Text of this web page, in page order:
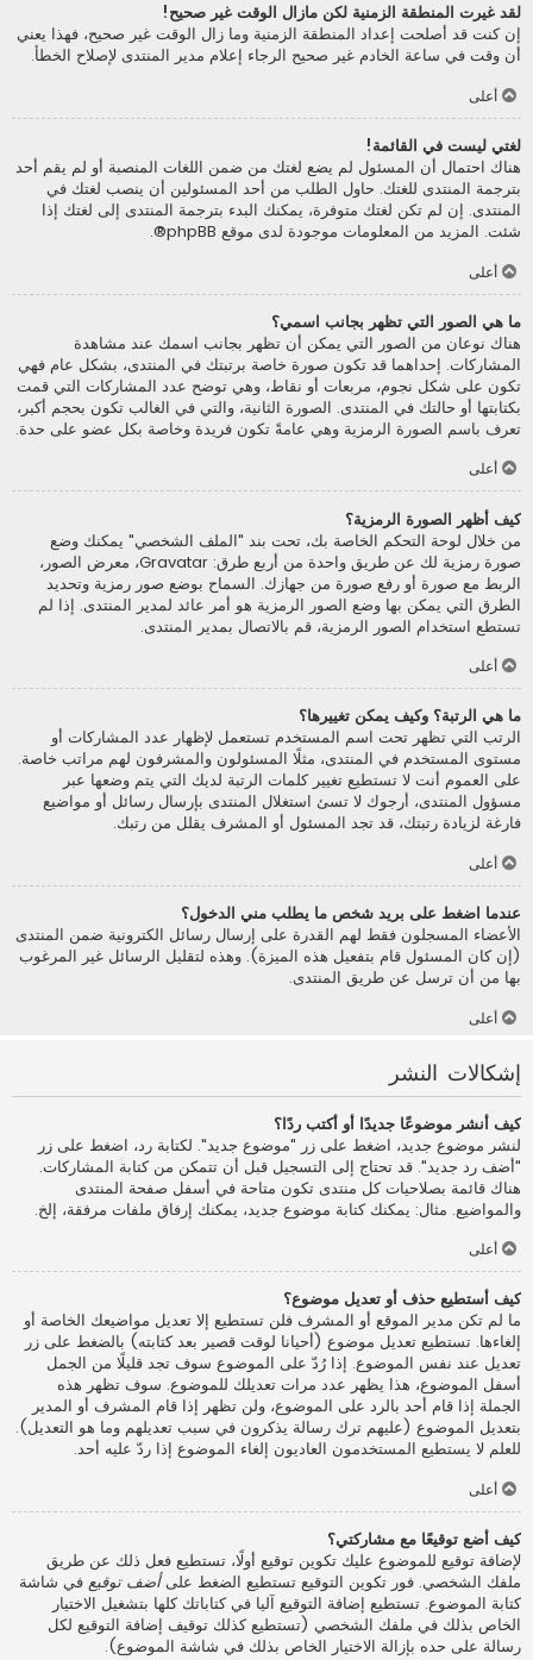
لقد غيرت المنطقة الزمنية لكن مازال الوقت غير صحيح!
إن كنت قد أصلحت إعداد المنطقة الزمنية وما زال الوقت غير صحيح، فهذا يعني
أن وقت في ساعة الخادم غير صحيح الرجاء إعلام مدير المنتدى لإصلاح الخطأ.
أعلى
لغتي ليست في القائمة!
هناك احتمال أن المسئول لم يضع لغتك من ضمن اللغات المنصبة أو لم يقم أحد
بترجمة المنتدى للغتك. حاول الطلب من أحد المسئولين أن ينصب لغتك في
المنتدى. إن لم تكن لغتك متوفرة، يمكنك البدء بترجمة المنتدى إلى لغتك إذا
شئت. المزيد من المعلومات موجودة لدى موقع phpBB
®.
أعلى
ما هي الصور التي تظهر بجانب اسمي؟
هناك نوعان من الصور التي يمكن أن تظهر بجانب اسمك عند مشاهدة
المشاركات. إحداهما قد تكون صورة خاصة برتبتك في المنتدى، بشكل عام فهي
تكون على شكل نجوم، مربعات أو نقاط، وهي توضح عدد المشاركات التي قمت
بكتابتها أو حالتك في المنتدى. الصورة الثانية، والتي في الغالب تكون بحجم أكبر،
تعرف باسم الصورة الرمزية وهي عامةً تكون فريدة وخاصة بكل عضو على حدة.
أعلى
كيف أظهر الصورة الرمزية؟
من خلال لوحة التحكم الخاصة بك، تحت بند "الملف الشخصي" يمكنك وضع
صورة رمزية لك عن طريق واحدة من أربع طرق: Gravatar، معرض الصور،
الربط مع صورة أو رفع صورة من جهازك. السماح بوضع صور رمزية وتحديد
الطرق التي يمكن بها وضع الصور الرمزية هو أمر عائد لمدير المنتدى. إذا لم
تستطع استخدام الصور الرمزية، قم بالاتصال بمدير المنتدى.
أعلى
ما هي الرتبة؟ وكيف يمكن تغييرها؟
الرتب التي تظهر تحت اسم المستخدم تستعمل لإظهار عدد المشاركات أو
مستوى المستخدم في المنتدى، مثلًا المسئولون والمشرفون لهم مراتب خاصة.
على العموم أنت لا تستطيع تغيير كلمات الرتبة لديك التي يتم وضعها عبر
مسؤول المنتدى، أرجوك لا تسئ استغلال المنتدى بإرسال رسائل أو مواضيع
فارغة لزيادة رتبتك، قد تجد المسئول أو المشرف يقلل من رتبك.
أعلى
عندما اضغط على بريد شخص ما يطلب مني الدخول؟
الأعضاء المسجلون فقط لهم القدرة على إرسال رسائل الكترونية ضمن المنتدى
(إن كان المسئول قام بتفعيل هذه الميزة). وهذه لتقليل الرسائل غير المرغوب
بها من أن ترسل عن طريق المنتدى.
أعلى
إشكالات النشر
كيف أنشر موضوعًا جديدًا أو أكتب ردًا؟
لنشر موضوع جديد، اضغط على زر "موضوع جديد". لكتابة رد، اضغط على زر
"أضف رد جديد". قد تحتاج إلى التسجيل قبل أن تتمكن من كتابة المشاركات.
هناك قائمة بصلاحيات كل منتدى تكون متاحة في أسفل صفحة المنتدى
والمواضيع. مثال: يمكنك كتابة موضوع جديد، يمكنك إرفاق ملفات مرفقة، إلخ.
أعلى
كيف أستطيع حذف أو تعديل موضوع؟
ما لم تكن مدير الموقع أو المشرف فلن تستطيع إلا تعديل مواضيعك الخاصة أو
إلغاءها. تستطيع تعديل موضوع (أحيانا لوقت قصير بعد كتابته) بالضغط على زر
تعديل عند نفس الموضوع. إذا رُدّ على الموضوع سوف تجد قليلًا من الجمل
أسفل الموضوع، هذا يظهر عدد مرات تعديلك للموضوع. سوف تظهر هذه
الجملة إذا قام أحد بالرد على الموضوع، ولن تظهر إذا قام المشرف أو المدير
بتعديل الموضوع (عليهم ترك رسالة يذكرون في سبب تعديلهم وما هو التعديل).
للعلم لا يستطيع المستخدمون العاديون إلغاء الموضوع إذا ردّ عليه أحد.
أعلى
كيف أضع توقيعًا مع مشاركتي؟
لإضافة توقيع للموضوع عليك تكوين توقيع أولًا، تستطيع فعل ذلك عن طريق
ملفك الشخصي. فور تكوين التوقيع تستطيع الضغط علىأضف توقيع في شاشة
كتابة الموضوع. تستطيع إضافة التوقيع آليا في كتاباتك كلها بتشغيل الاختيار
الخاص بذلك في ملفك الشخصي (تستطيع كذلك توقيف إضافة التوقيع لكل
رسالة على حده بإزالة الاختيار الخاص بذلك في شاشة الموضوع).